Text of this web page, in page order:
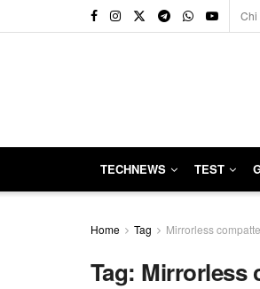
Chi
TECHNEWS TEST
Home Tag Mirrorless compatte
Tag: Mirrorless